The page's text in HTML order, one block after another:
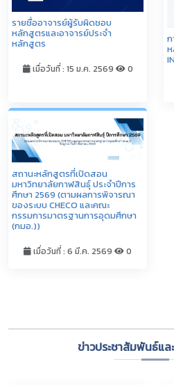
รายชื่ออาจารย์ผู้รับผิดชอบ
หลักสูตรและอาจารย์ประจำ
หลักสูตร
เมื่อวันที่ : 15 ม.ค. 2569 0
สถานะหลักสูตรที่เปิดสอน
มหาวิทยาลัยกาฬสินธุ์ ประจำปีการ
ศึกษา 2569 (ตามผลการพิจารณา
ของระบบ CHECO และคณะ
กรรมการมาตรฐานการอุดมศึกษา
(กมอ.))
เมื่อวันที่ : 6 มี.ค. 2569 0
ข่าวประชาสัมพันธ์แ